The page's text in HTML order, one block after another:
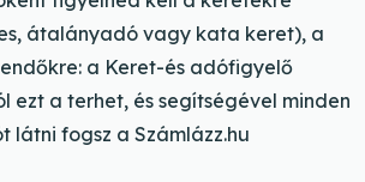
átalányadó vagy kata keret), a
a Keret-és adófigyelő
ezt a terhet, és segítségével minden
látni fogsz a Számlázz.hu